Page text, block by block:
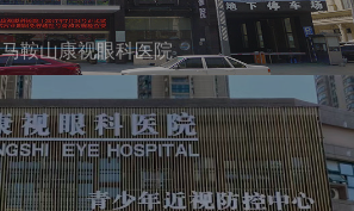
马鞍山康视眼科医院